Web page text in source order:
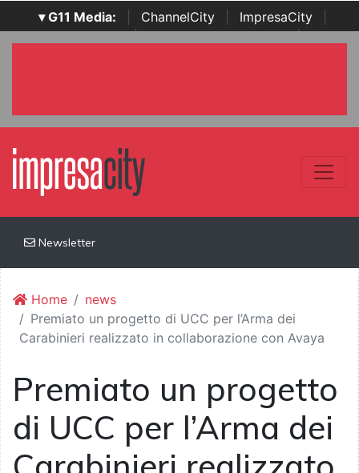
▾ G11 Media: ChannelCity ImpresaCity
SecurityOpenLab | Italian Channel Awards | Italian
Newsletter
Home
news
Premiato un progetto di UCC per l’Arma dei
Carabinieri realizzato in collaborazione con Avaya
Premiato un progetto
di UCC per l’Arma dei